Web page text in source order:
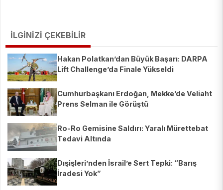
İLGİNİZİ ÇEKEBİLİR
Hakan Polatkan’dan Büyük Başarı: DARPA
Lift Challenge’da Finale Yükseldi
Cumhurbaşkanı Erdoğan, Mekke’de Veliaht
Prens Selman ile Görüştü
Ro-Ro Gemisine Saldırı: Yaralı Mürettebat
Tedavi Altında
Dışişleri’nden İsrail’e Sert Tepki: “Barış
İradesi Yok”